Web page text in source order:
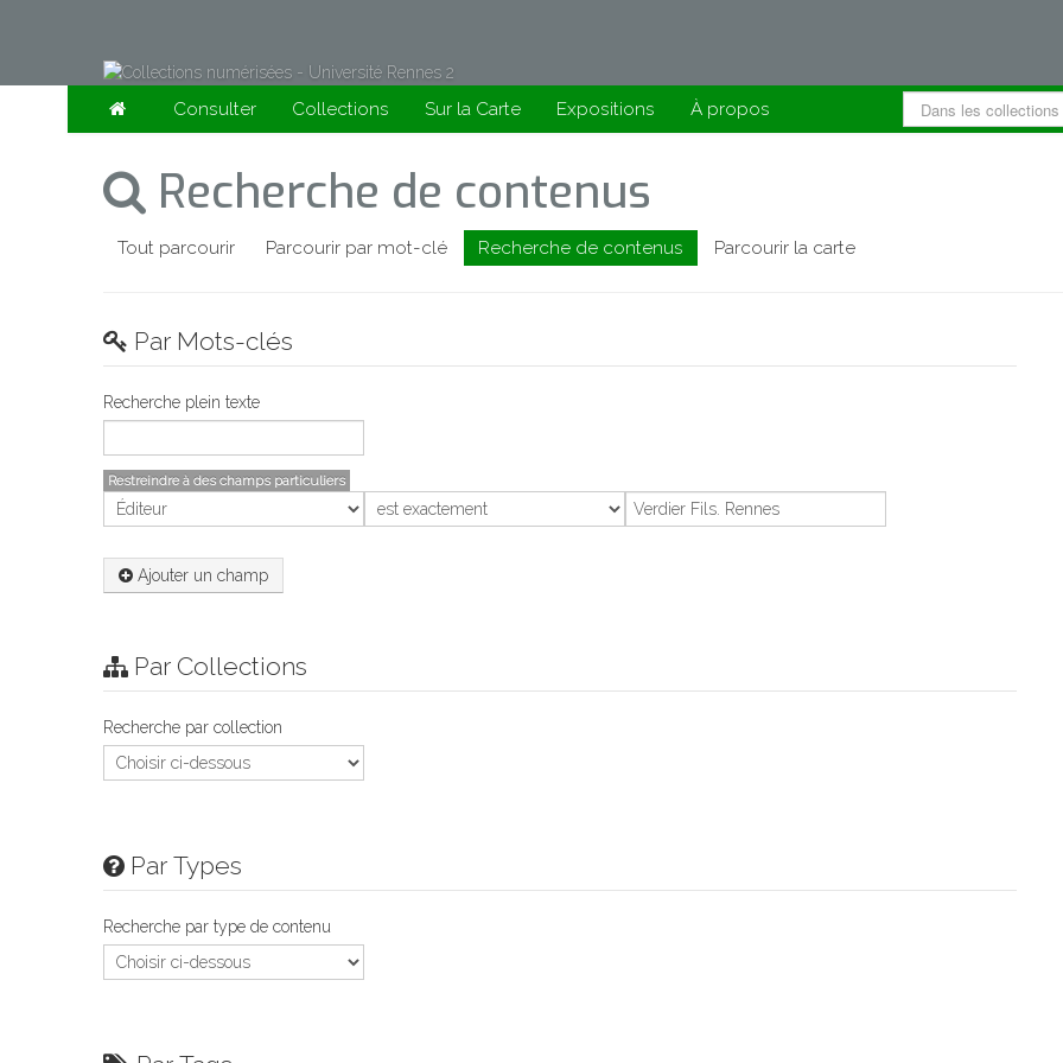
Consulter Collections Sur la Carte Expositions À propos
Recherche de contenus
Tout parcourir Parcourir par mot-clé Recherche de contenus Parcourir la carte
Par Mots-clés
Recherche plein texte
Restreindre à des champs particuliers
Ajouter un champ
Par Collections
Recherche par collection
Par Types
Recherche par type de contenu